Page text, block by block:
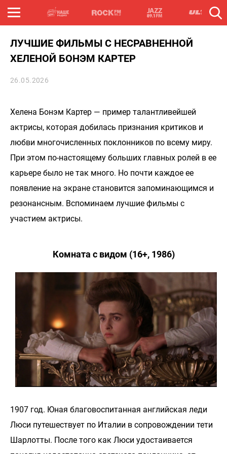
ЛУЧШИЕ ФИЛЬМЫ С НЕСРАВНЕННОЙ
ХЕЛЕНОЙ БОНЭМ КАРТЕР
26.05.2026
Хелена Бонэм Картер — пример талантливейшей
актрисы, которая добилась признания критиков и
любви многочисленных поклонников по всему миру.
При этом по-настоящему больших главных ролей в ее
карьере было не так много. Но почти каждое ее
появление на экране становится запоминающимся и
резонансным. Вспоминаем лучшие фильмы с
участием актрисы.
Комната с видом (16+, 1986)
1907 год. Юная благовоспитанная английская леди
Люси путешествует по Италии в сопровождении тети
Шарлотты. После того как Люси удостаивается